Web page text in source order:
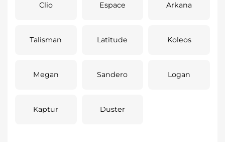
Clio Espace Arkana
Talisman Latitude Koleos
Megan Sandero Logan
Kaptur Duster